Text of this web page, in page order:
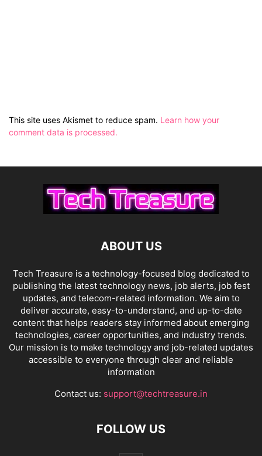
This site uses Akismet to reduce spam. Learn how your
comment data is processed.
ABOUT US
Tech Treasure is a technology-focused blog dedicated to
publishing the latest technology news, job alerts, job fest
updates, and telecom-related information. We aim to
deliver accurate, easy-to-understand, and up-to-date
content that helps readers stay informed about emerging
technologies, career opportunities, and industry trends.
Our mission is to make technology and job-related updates
accessible to everyone through clear and reliable
information
Contact us: support@techtreasure.in
FOLLOW US